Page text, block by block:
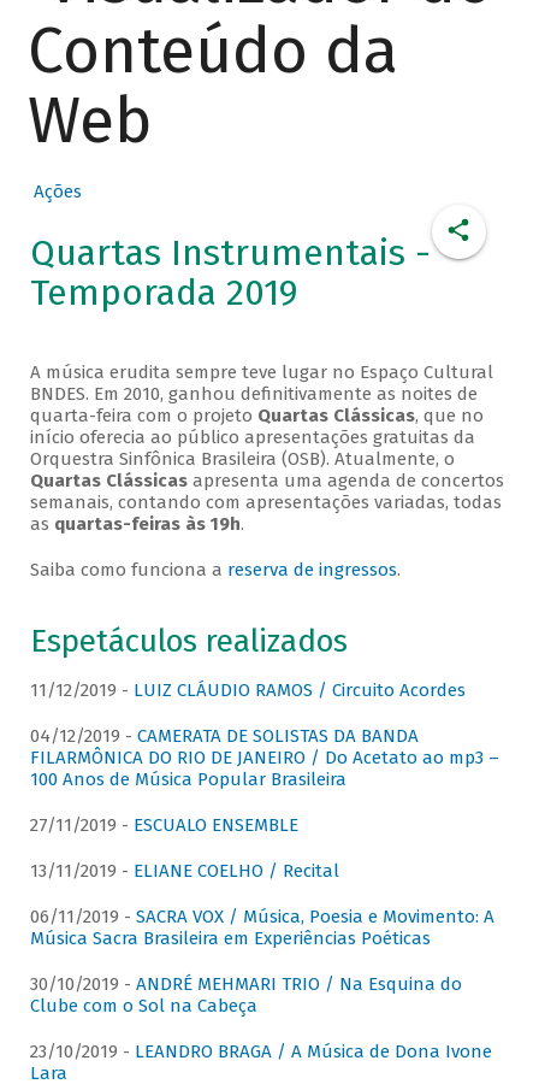
Conteúdo da
Web
Ações
Quartas Instrumentais -
Temporada 2019
A música erudita sempre teve lugar no Espaço Cultural
BNDES. Em 2010, ganhou definitivamente as noites de
quarta-feira com o projeto Quartas Clássicas, que no
início oferecia ao público apresentações gratuitas da
Orquestra Sinfônica Brasileira (OSB). Atualmente, o
Quartas Clássicasapresenta uma agenda de concertos
semanais, contando com apresentações variadas, todas
as quartas-feiras às 19h.
Saiba como funciona a reserva de ingressos.
Espetáculos realizados
11/12/2019 - LUIZ CLÁUDIO RAMOS / Circuito Acordes
04/12/2019 - CAMERATA DE SOLISTAS DA BANDA
FILARMÔNICA DO RIO DE JANEIRO / Do Acetato ao mp3 –
100 Anos de Música Popular Brasileira
27/11/2019 - ESCUALO ENSEMBLE
13/11/2019 - ELIANE COELHO / Recital
06/11/2019 - SACRA VOX / Música, Poesia e Movimento: A
Música Sacra Brasileira em Experiências Poéticas
30/10/2019 - ANDRÉ MEHMARI TRIO / Na Esquina do
Clube com o Sol na Cabeça
23/10/2019 - LEANDRO BRAGA / A Música de Dona Ivone
Lara